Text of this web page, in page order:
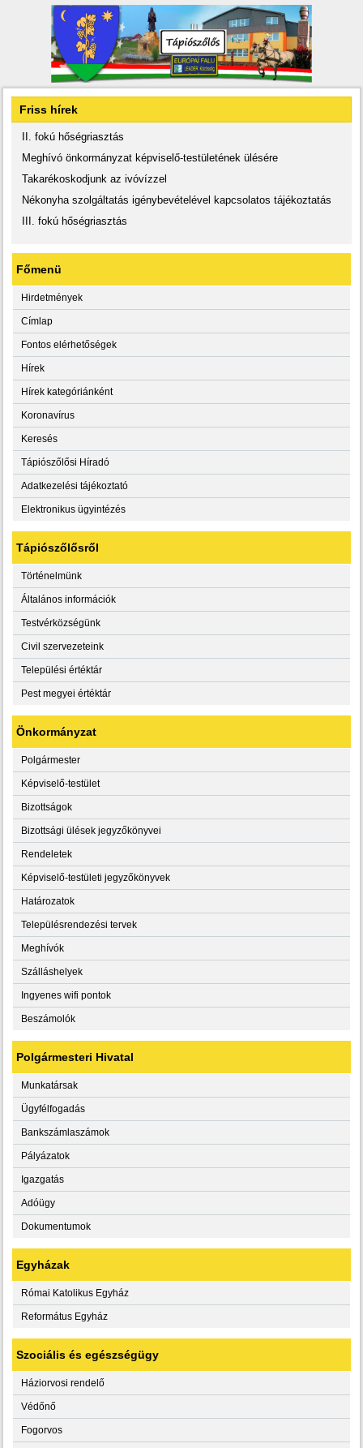
Friss hírek
II. fokú hőségriasztás
Meghívó önkormányzat képviselő-testületének ülésére
Takarékoskodjunk az ivóvízzel
Nékonyha szolgáltatás igénybevételével kapcsolatos tájékoztatás
III. fokú hőségriasztás
Főmenü
Hirdetmények
Címlap
Fontos elérhetőségek
Hírek
Hírek kategóriánként
Koronavírus
Keresés
Tápiószőlősi Híradó
Adatkezelési tájékoztató
Elektronikus ügyintézés
Tápiószőlősről
Történelmünk
Általános információk
Testvérközségünk
Civil szervezeteink
Települési értéktár
Pest megyei értéktár
Önkormányzat
Polgármester
Képviselő-testület
Bizottságok
Bizottsági ülések jegyzőkönyvei
Rendeletek
Képviselő-testületi jegyzőkönyvek
Határozatok
Településrendezési tervek
Meghívók
Szálláshelyek
Ingyenes wifi pontok
Beszámolók
Polgármesteri Hivatal
Munkatársak
Ügyfélfogadás
Bankszámlaszámok
Pályázatok
Igazgatás
Adóügy
Dokumentumok
Egyházak
Római Katolikus Egyház
Református Egyház
Szociális és egészségügy
Háziorvosi rendelő
Védőnő
Fogorvos